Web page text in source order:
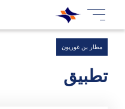
مطار بن غوريون
تطبيق